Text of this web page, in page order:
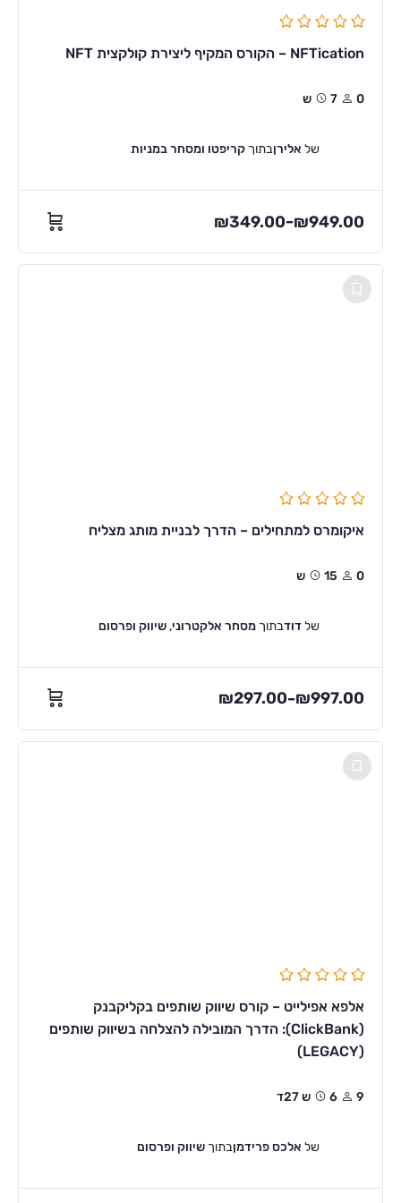
NFTication – הקורס המקיף ליצירת קולקצית NFT
0 7ש
של אלירןבתוך קריפטו ומסחר במניות
₪349.00–₪949.00
איקומרס למתחילים – הדרך לבניית מותג מצליח
0 15ש
שלדודבתוך מסחר אלקטרוני, שיווק ופרסום
₪297.00–₪997.00
אלפא אפילייט – קורס שיווק שותפים בקליקבנק
(ClickBank): הדרך המובילה להצלחה בשיווק שותפים
(LEGACY)
9 6ש 27ד
של אלכס פרידמןבתוך שיווק ופרסום